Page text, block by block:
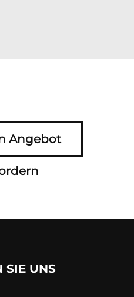
Angebot
SIE UNS